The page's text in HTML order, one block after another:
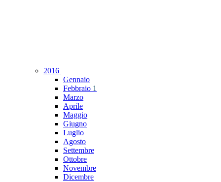
2016
Gennaio
Febbraio 1
Marzo
Aprile
Maggio
Giugno
Luglio
Agosto
Settembre
Ottobre
Novembre
Dicembre